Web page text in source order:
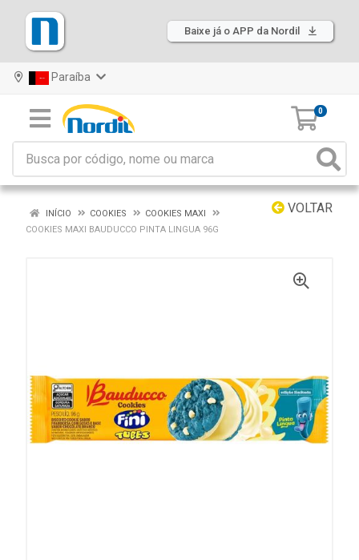
Baixe já o APP da Nordil
Paraíba
0
VOLTAR
INÍCIO COOKIES
COOKIES MAXI
COOKIES MAXI BAUDUCCO PINTA LINGUA 96G